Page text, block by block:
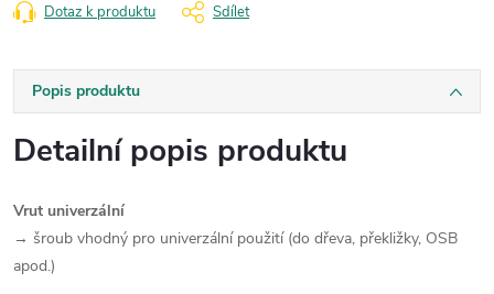
Dotaz k produktu Sdílet
Popis produktu
Detailní popis produktu
Vrut univerzální
→ šroub vhodný pro univerzální použití (do dřeva, překližky, OSB
apod.)